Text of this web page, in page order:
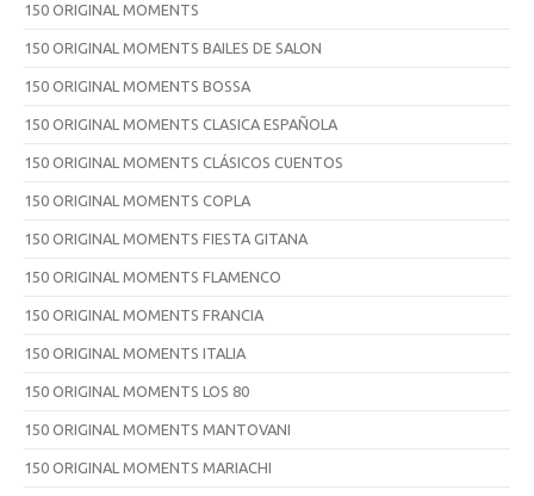
150 ORIGINAL MOMENTS
150 ORIGINAL MOMENTS BAILES DE SALON
150 ORIGINAL MOMENTS BOSSA
150 ORIGINAL MOMENTS CLASICA ESPAÑOLA
150 ORIGINAL MOMENTS CLÁSICOS CUENTOS
150 ORIGINAL MOMENTS COPLA
150 ORIGINAL MOMENTS FIESTA GITANA
150 ORIGINAL MOMENTS FLAMENCO
150 ORIGINAL MOMENTS FRANCIA
150 ORIGINAL MOMENTS ITALIA
150 ORIGINAL MOMENTS LOS 80
150 ORIGINAL MOMENTS MANTOVANI
150 ORIGINAL MOMENTS MARIACHI